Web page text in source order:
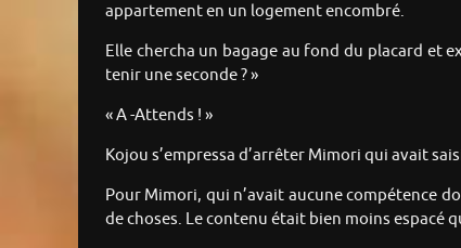
appartement en un logement encombré.
Elle chercha un bagage au fond du placard et
tenir une seconde ? »
« A -Attends ! »
Kojou s’empressa d’arrêter Mimori qui avait
Pour Mimori, qui n’avait aucune compétence
de choses. Le contenu était bien moins espacé